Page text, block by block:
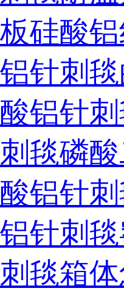
硅酸
针刺
铝针
毯磷
铝针
针刺
毯箱